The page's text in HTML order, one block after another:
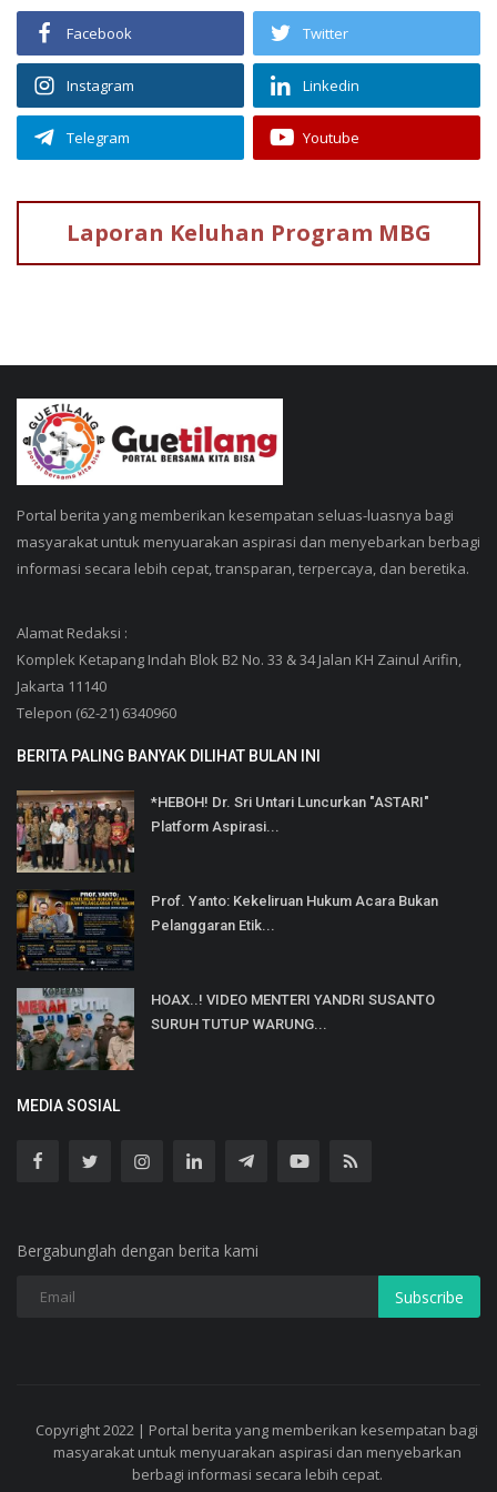
Facebook Twitter
Instagram Linkedin
Telegram Youtube
Laporan Keluhan Program MBG
Portal berita yang memberikan kesempatan seluas-luasnya bagi
masyarakat untuk menyuarakan aspirasi dan menyebarkan berbagi
informasi secara lebih cepat, transparan, terpercaya, dan beretika.
Alamat Redaksi :
Komplek Ketapang Indah Blok B2 No. 33 & 34 Jalan KH Zainul Arifin,
Jakarta 11140
Telepon (62-21) 6340960
BERITA PALING BANYAK DILIHAT BULAN INI
*HEBOH! Dr. Sri Untari Luncurkan "ASTARI"
Platform Aspirasi...
Prof. Yanto: Kekeliruan Hukum Acara Bukan
Pelanggaran Etik...
HOAX..! VIDEO MENTERI YANDRI SUSANTO
SURUH TUTUP WARUNG...
MEDIA SOSIAL
Bergabunglah dengan berita kami
Subscribe
Copyright 2022 | Portal berita yang memberikan kesempatan bagi
masyarakat untuk menyuarakan aspirasi dan menyebarkan
berbagi informasi secara lebih cepat.